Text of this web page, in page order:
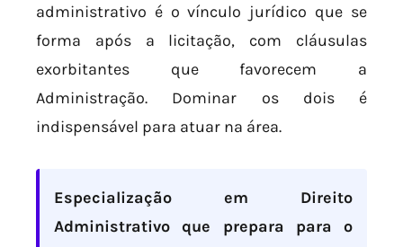
administrativo é o vínculo jurídico que se
forma após a licitação, com cláusulas
exorbitantes que favorecem a
Administração. Dominar os dois é
indispensável para atuar na área.
Especialização em Direito
Administrativo que prepara para o